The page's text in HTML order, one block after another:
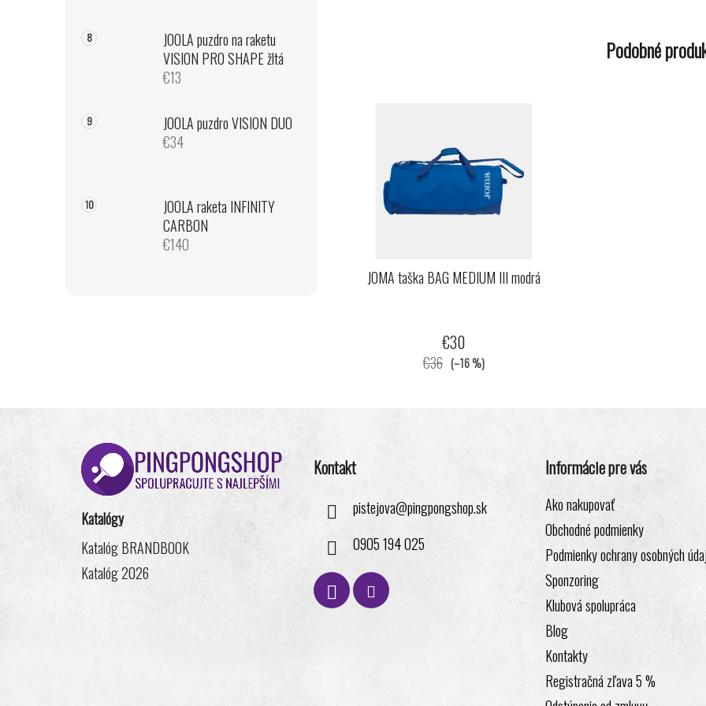
JOOLA puzdro na raketu
VISION PRO SHAPE žltá
€13
JOOLA puzdro VISION DUO
€34
JOOLA raketa INFINITY
CARBON
€140
Podobné
JOMA taška BAG MEDIUM III modrá
€30
€36 (–16 %)
Katalógy
Katalóg BRANDBOOK
Katalóg 2026
Kontakt
pistejova@pingpongshop.sk
0905 194 025
Informácie pre vás
Ako nakupovať
Obchodné podmienky
Podmienky ochrany osobných
Sponzoring
Klubová spolupráca
Blog
Kontakty
Registračná zľava 5 %